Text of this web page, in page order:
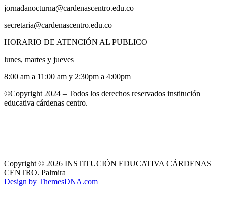
jornadanocturna@cardenascentro.edu.co
secretaria@cardenascentro.edu.co
HORARIO DE ATENCIÓN AL PUBLICO
lunes, martes y jueves
8:00 am a 11:00 am y 2:30pm a 4:00pm
©Copyright 2024 – Todos los derechos reservados institución
educativa cárdenas centro.
Copyright © 2026 INSTITUCIÓN EDUCATIVA CÁRDENAS
CENTRO. Palmira
Design by ThemesDNA.com